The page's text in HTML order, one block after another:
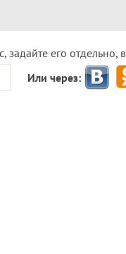
задайте его отдельно, в
Или через: